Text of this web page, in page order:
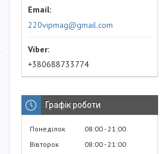
220vipmag@gmail.com
+380688733774
Графік роботи
Понеділок 08:00 21:00
Вівторок
08:00 21:00